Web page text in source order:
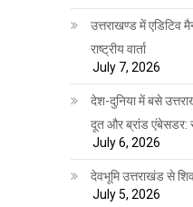
उत्तराखण्ड में एडिटिव
राष्ट्रीय वार्ता
July 7, 2026
देश-दुनिया में बसे
दूत और ब्रांड एंबेसडर:
July 6, 2026
देवभूमि उत्तराखंड से
July 5, 2026